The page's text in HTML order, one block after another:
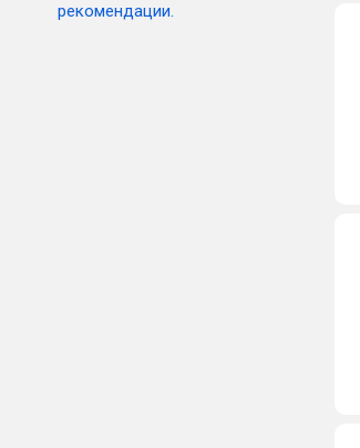
рекомендации.